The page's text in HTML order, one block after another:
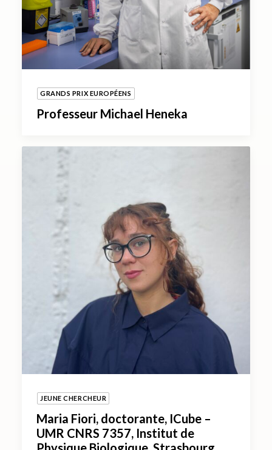
GRANDS PRIX EUROPÉENS
Professeur Michael Heneka
JEUNE CHERCHEUR
Maria Fiori, doctorante, ICube –
UMR CNRS 7357, Institut de